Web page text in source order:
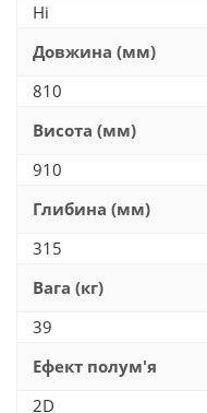
Ні
Довжина (мм)
810
Висота (мм)
910
Глибина (мм)
315
Вага (кг)
39
Ефект полум'я
2D